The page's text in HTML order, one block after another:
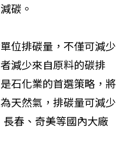
碳。
位排碳量，不僅可減少
減少來自原料的碳排
石化業的首選策略，將
天然氣，排碳量可減少
春、奇美等國內大廠